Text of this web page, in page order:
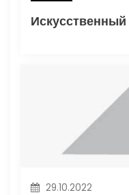
и
29.10.2022